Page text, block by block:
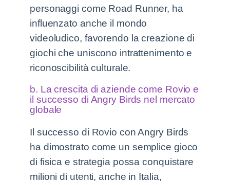
personaggi come Road Runner, ha
influenzato anche il mondo
videoludico, favorendo la creazione di
giochi che uniscono intrattenimento e
riconoscibilità culturale.
b. La crescita di aziende come Rovio e
il successo di Angry Birds nel mercato
globale
Il successo di Rovio con Angry Birds
ha dimostrato come un semplice gioco
di fisica e strategia possa conquistare
milioni di utenti, anche in Italia,